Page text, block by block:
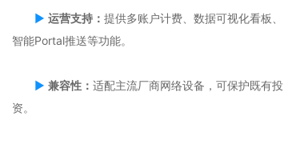
▶ 运营支持： 提供多账户计费、数据可视化看板、
智能Portal推送等功能。
▶ 兼容性： 适配主流厂商网络设备，可保护既有投
资。